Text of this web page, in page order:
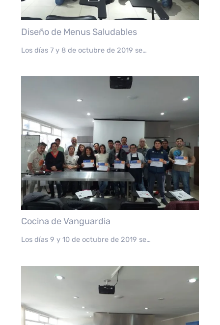
Diseño de Menus Saludables
Los días 7 y 8 de octubre de 2019 se…
Cocina de Vanguardia
Los días 9 y 10 de octubre de 2019 se…